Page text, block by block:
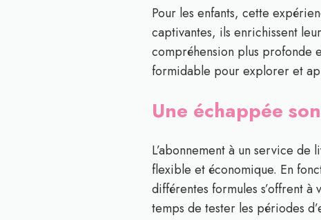
Pour les enfants, cette
captivantes, ils enrichissent
compréhension plus profonde
formidable pour explorer et
Une échappée
L’abonnement à un service
flexible et économique. En
différentes formules s’offrent à
temps de tester les périodes